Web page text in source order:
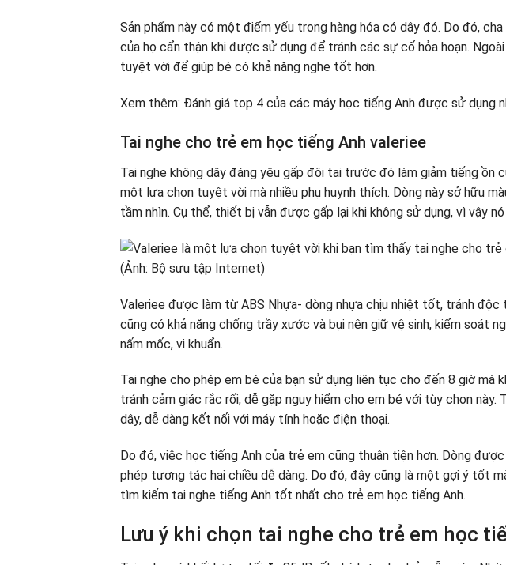
Sản phẩm này có một điểm yếu trong hàng hóa có dây đó. Do đó,
của họ cẩn thận khi được sử dụng để tránh các sự cố hỏa hoạn.
tuyệt vời để giúp bé có khả năng nghe tốt hơn.
Xem thêm: Đánh giá top 4 của các máy học tiếng Anh được sử dụng
Tai nghe cho trẻ em học tiếng Anh valeriee
Tai nghe không dây đáng yêu gấp đôi tai trước đó làm giảm tiếng ồn
một lựa chọn tuyệt vời mà nhiều phụ huynh thích. Dòng này sở hữu
tầm nhìn. Cụ thể, thiết bị vẫn được gấp lại khi không sử dụng, vì vậy
Valeriee được làm từ ABS Nhựa- dòng nhựa chịu nhiệt tốt, tránh độc
cũng có khả năng chống trầy xước và bụi nên giữ vệ sinh, kiểm soát
nấm mốc, vi khuẩn.
Tai nghe cho phép em bé của bạn sử dụng liên tục cho đến 8 giờ mà
tránh cảm giác rắc rối, dễ gặp nguy hiểm cho em bé với tùy chọn này.
dây, dễ dàng kết nối với máy tính hoặc điện thoại.
Do đó, việc học tiếng Anh của trẻ em cũng thuận tiện hơn. Dòng
phép tương tác hai chiều dễ dàng. Do đó, đây cũng là một gợi ý tốt
tìm kiếm tai nghe tiếng Anh tốt nhất cho trẻ em học tiếng Anh.
Lưu ý khi chọn tai nghe cho trẻ em học